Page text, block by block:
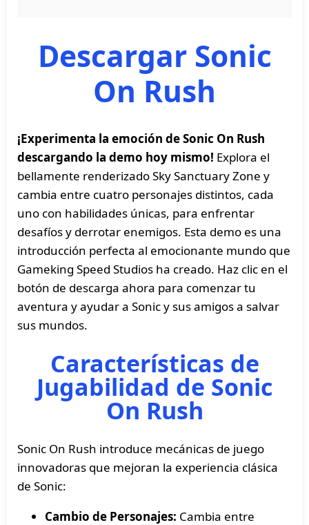
Descargar Sonic
On Rush
¡Experimenta la emoción de Sonic On Rush
descargando la demo hoy mismo! Explora el
bellamente renderizado Sky Sanctuary Zone y
cambia entre cuatro personajes distintos, cada
uno con habilidades únicas, para enfrentar
desafíos y derrotar enemigos. Esta demo es una
introducción perfecta al emocionante mundo que
Gameking Speed Studios ha creado. Haz clic en el
botón de descarga ahora para comenzar tu
aventura y ayudar a Sonic y sus amigos a salvar
sus mundos.
Características de
Jugabilidad de Sonic
On Rush
Sonic On Rush introduce mecánicas de juego
innovadoras que mejoran la experiencia clásica
de Sonic:
Cambio de Personajes: Cambia entre